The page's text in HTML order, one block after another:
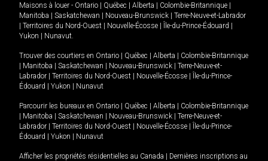
Maisons à louer - Ontario Québec Alberta Colombie-Britannique
Manitoba
Saskatchewan Nouveau-Brunswick
Terre-Neuve-et-Labrador
Territoires du Nord-Ouest Nouvelle-Écosse Île-du-Prince-Édouard
Yukon
Nunavut.
Trouver des courtiers en Ontario Québec Alberta
Colombie-Britannique
Manitoba Saskatchewan Nouveau-Brunswick
Terre-Neuve-et-
Labrador
Territoires du Nord-Ouest Nouvelle-Écosse
Île-du-Prince-
Édouard
Yukon Nunavut
Parcourir les bureaux en Ontario Québec Alberta
Colombie-Britannique
Manitoba Saskatchewan Nouveau-Brunswick
Terre-Neuve-et-
Labrador
Territoires du Nord-Ouest Nouvelle-Écosse
Île-du-Prince-
Édouard
Yukon Nunavut
Afficher les propriétés résidentielles au Canada
Dernières inscriptions au